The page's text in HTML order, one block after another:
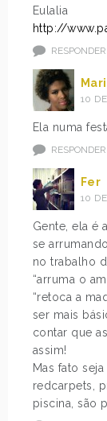
Eulalia
http://
10
Ela numa
Fer
10
Gente, ela é
se
no trabalho
“arruma o
“retoca a
ser mais
contar que
assim!
Mas fato
redcarpets,
piscina, são